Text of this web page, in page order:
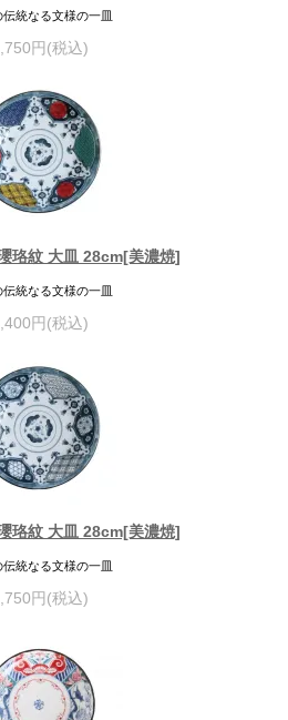
伝統なる文様の一皿
円(税込)
珞紋 大皿 28cm[美濃焼]
伝統なる文様の一皿
円(税込)
珞紋 大皿 28cm[美濃焼]
伝統なる文様の一皿
円(税込)